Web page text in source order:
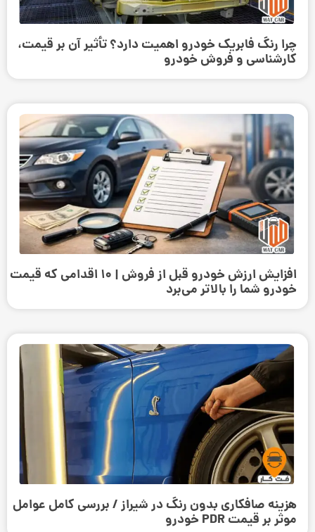
چرا رنگ فابریک خودرو اهمیت دارد؟ تأثیر آن بر قیمت،
کارشناسی و فروش خودرو
افزایش ارزش خودرو قبل از فروش | ۱۰ اقدامی که قیمت
خودرو شما را بالاتر می‌برد
هزینه صافکاری بدون رنگ در شیراز / بررسی کامل عوامل
موثر بر قیمت PDR خودرو